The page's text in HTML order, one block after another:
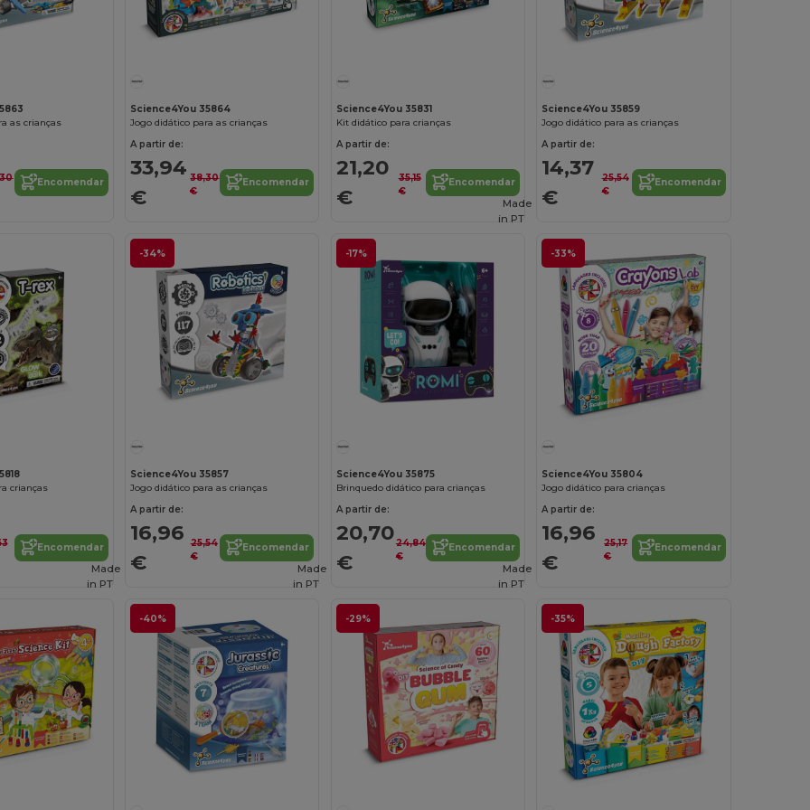
as crianças
Encomendar
Science4You 35864
Jogo didático para as crianças
A partir de:
33,94
€
38,30
€
Encomendar
Science4You 35831
Kit didático para crianças
A partir de:
21,20
€
35,15
€
Encomendar
Science4You 35859
Jogo didático para as crianças
A partir de:
14,37
€
25,54
€
Encomendar
crianças
Encomendar
-34%
Science4You 35857
Jogo didático para as crianças
A partir de:
16,96
€
25,54
€
Encomendar
-17%
Science4You 35875
Brinquedo didático para crianças
A partir de:
20,70
€
24,84
€
Encomendar
-33%
Made
in PT
Science4You 35804
Jogo didático para crianças
A partir de:
16,96
€
25,17
€
Encomendar
-40%
Made
in PT
-29%
Made
in PT
-35%
Made
in PT